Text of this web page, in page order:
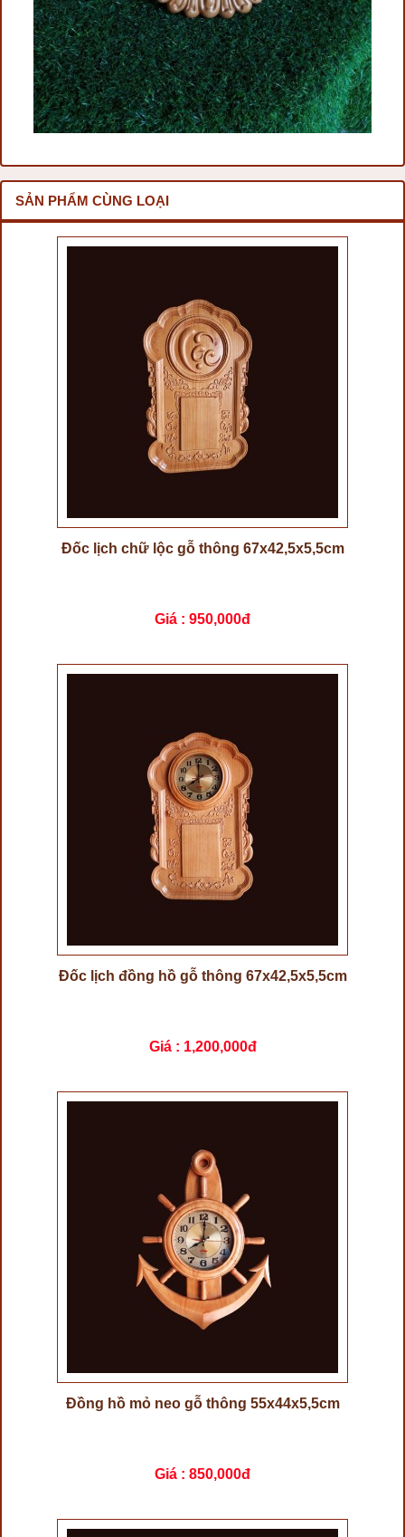
SẢN PHẨM CÙNG LOẠI
Đốc lịch chữ lộc gỗ thông 67x42,5x5,5cm
Giá : 950,000đ
Đốc lịch đồng hồ gỗ thông 67x42,5x5,5cm
Giá : 1,200,000đ
Đồng hồ mỏ neo gỗ thông 55x44x5,5cm
Giá : 850,000đ